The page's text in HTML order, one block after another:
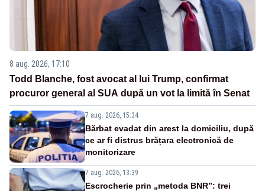
8 aug. 2026, 17:10
Todd Blanche, fost avocat al lui Trump, confirmat
procuror general al SUA după un vot la limită în Senat
7 aug. 2026, 15:34
Bărbat evadat din arest la domiciliu, după
ce ar fi distrus brățara electronică de
monitorizare
7 aug. 2026, 13:39
Escrocherie prin „metoda BNR”: trei